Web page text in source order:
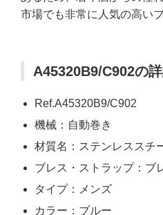
市場でも非常に人気の高い
A45320B9/C902の
Ref.A45320B9/C902
機械：自動巻き
材質名：ステンレススチ
ブレス・ストラップ：ブ
タイプ：メンズ
カラー：ブルー